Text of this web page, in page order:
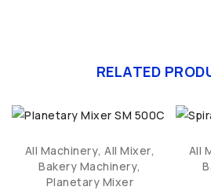
RELATED
All Machinery,All Mixer,
Bakery Machinery,
Planetary Mixer
All